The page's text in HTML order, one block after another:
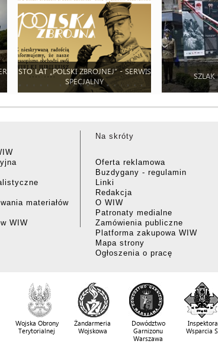
STO LAT „POLSKI ZBROJNEJ” - SERWIS
SPECJALNY
SZLAK
materiałów
WIW
Na skróty
Oferta reklamowa
Buzdygany - regulamin
Linki
Redakcja
O WIW
Patronaty medialne
Zamówienia publiczne
Platforma zakupowa WIW
Mapa strony
Ogłoszenia o pracę
Wojska Obrony
Terytorialnej
Żandarmeria
Wojskowa
Dowództwo
Garnizonu
Warszawa
Wsparcia